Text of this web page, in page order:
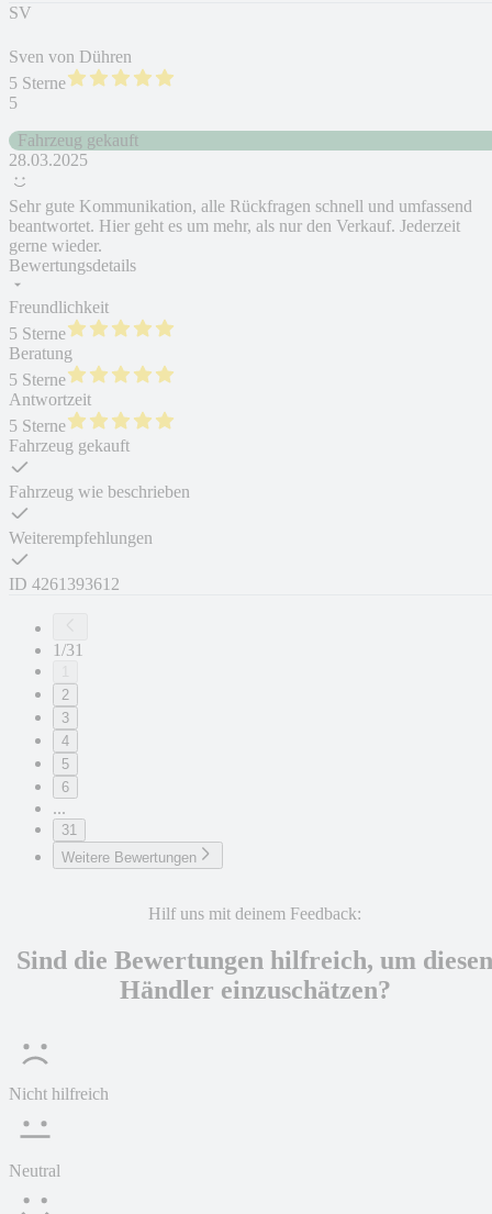
SV
Sven von Dühren
5 Sterne
5
Fahrzeug gekauft
28.03.2025
Sehr gute Kommunikation, alle Rückfragen schnell und umfassend
beantwortet. Hier geht es um mehr, als nur den Verkauf. Jederzeit
gerne wieder.
Bewertungsdetails
Freundlichkeit
5 Sterne
Beratung
5 Sterne
Antwortzeit
5 Sterne
Fahrzeug gekauft
Fahrzeug wie beschrieben
Weiterempfehlungen
ID 4261393612
1/31
2
3
4
5
6
...
31
Weitere Bewertungen
Hilf uns mit deinem Feedback:
Sind die Bewertungen hilfreich, um diesen
Händler einzuschätzen?
Nicht hilfreich
Neutral